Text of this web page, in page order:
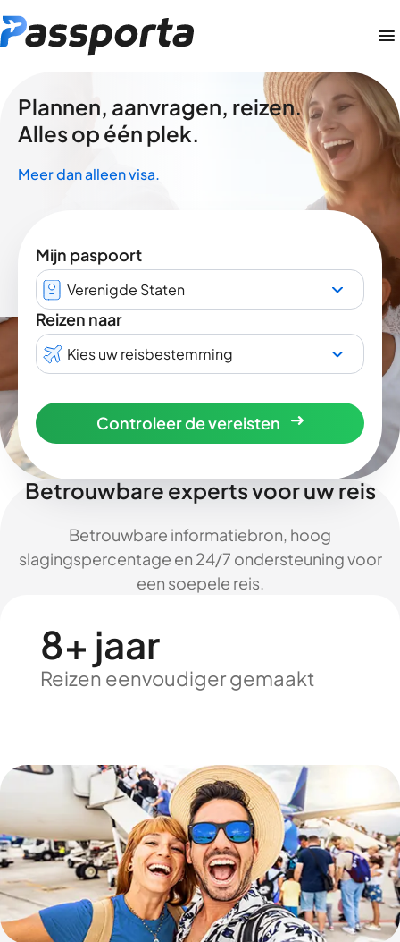
Plannen, aanvragen, reizen.
Alles op één plek.
Meer dan alleen visa.
Mijn paspoort
Verenigde Staten
Reizen naar
Kies uw reisbestemming
Controleer de vereisten
Betrouwbare experts voor uw reis
Betrouwbare informatiebron, hoog
slagingspercentage en 24/7 ondersteuning voor
een soepele reis.
8+ jaar
Reizen eenvoudiger gemaakt